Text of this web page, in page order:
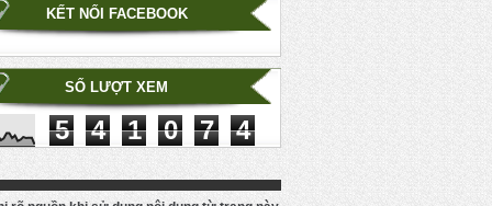
KẾT NỐI FACEBOOK
SỐ LƯỢT XEM
5 4 1 0 7 4